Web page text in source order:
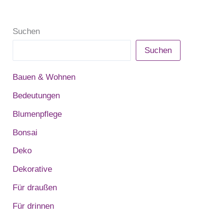
Suchen
Suchen
Bauen & Wohnen
Bedeutungen
Blumenpflege
Bonsai
Deko
Dekorative
Für draußen
Für drinnen